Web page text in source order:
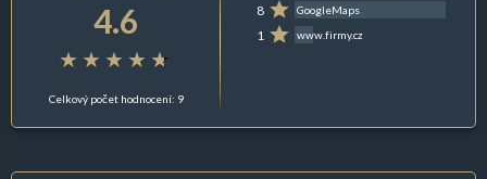
4.6
Celkový počet hodnocení: 9
8 GoogleMaps
1 www.firmy.cz